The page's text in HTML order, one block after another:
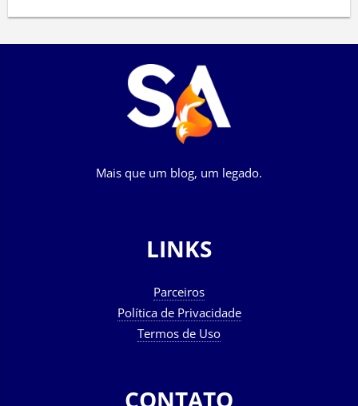
Mais que um blog, um legado.
LINKS
Parceiros
Política de Privacidade
Termos de Uso
CONTATO